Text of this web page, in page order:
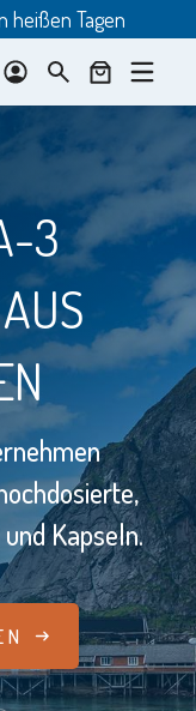
heißen Tagen
3
Kapseln.